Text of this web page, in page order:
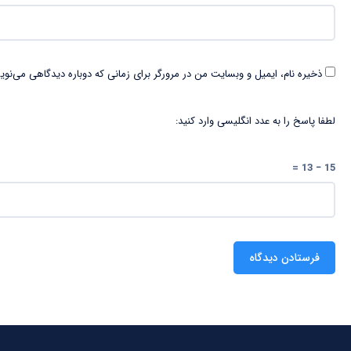
ذخیره نام، ایمیل و وبسایت من در مرورگر برای زمانی که دوباره دیدگاهی
لطفا پاسخ را به عدد انگلیسی وارد کنید:
15 − 13 =